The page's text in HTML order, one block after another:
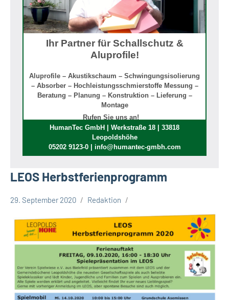
Ihr Partner für Schallschutz &
Aluprofile!
Aluprofile – Akustikschaum – Schwingungsisolierung
– Absorber – Hochleistungsschmierstoffe Messung –
Beratung – Planung – Konstruktion – Lieferung –
Montage
Rufen Sie uns an!
HumanTec GmbH | Werkstraße 18 | 33818
Leopoldshöhe
05202 9123-0 | info@humantec-gmbh.com
LEOS Herbstferienprogramm
Termine
29. September 2020 Redaktion